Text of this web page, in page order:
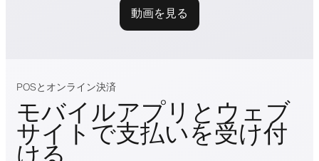
動画を見る
POSとオンライン決済
モバイルアプリとウェブ
サイトで支払いを受け付